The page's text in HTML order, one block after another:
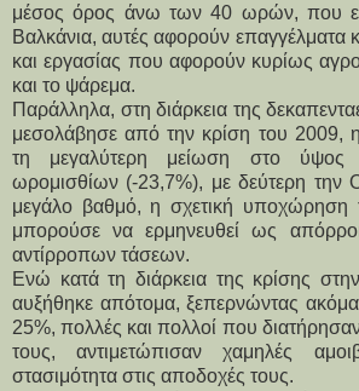
μέσος όρος άνω των 40 ωρών, που
Βαλκάνια, αυτές αφορούν επαγγέλματα
και εργασίας που αφορούν κυρίως
και το ψάρεμα.
Παράλληλα, στη διάρκεια της
μεσολάβησε από την κρίση του 2009,
τη μεγαλύτερη μείωση στο ύψος
ωρομισθίων (-23,7%), με δεύτερη την
μεγάλο βαθμό, η σχετική υποχώρηση
μπορούσε να ερμηνευθεί ως
αντίρροπων τάσεων.
Ενώ κατά τη διάρκεια της κρίσης
αυξήθηκε απότομα, ξεπερνώντας
25%, πολλές και πολλοί που διατήρησαν
τους, αντιμετώπισαν χαμηλές
στασιμότητα στις αποδοχές τους.